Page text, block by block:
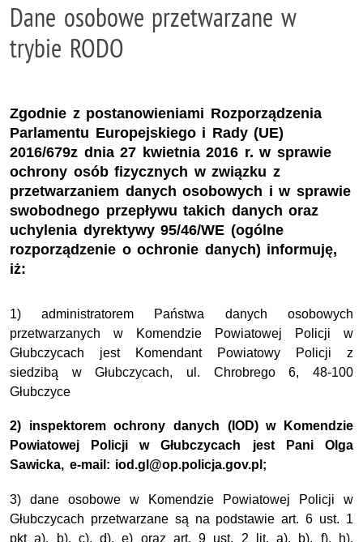
Dane osobowe przetwarzane w
trybie RODO
Zgodnie z postanowieniami Rozporządzenia
Parlamentu Europejskiego i Rady (UE)
2016/679z dnia 27 kwietnia 2016 r. w sprawie
ochrony osób fizycznych w związku z
przetwarzaniem danych osobowych i w sprawie
swobodnego przepływu takich danych oraz
uchylenia dyrektywy 95/46/WE (ogólne
rozporządzenie o ochronie danych) informuję,
iż:
1) administratorem Państwa danych osobowych
przetwarzanych w Komendzie Powiatowej Policji w
Głubczycach jest Komendant Powiatowy Policji z
siedzibą w Głubczycach, ul. Chrobrego 6, 48-100
Głubczyce
2) inspektorem ochrony danych (IOD) w Komendzie
Powiatowej Policji w Głubczycach jest Pani Olga
Sawicka, e-mail: iod.gl@op.policja.gov.pl;
3) dane osobowe w Komendzie Powiatowej Policji w
Głubczycach przetwarzane są na podstawie art. 6 ust. 1
pkt a), b), c), d), e) oraz art. 9 ust. 2 lit. a), b), f), h),